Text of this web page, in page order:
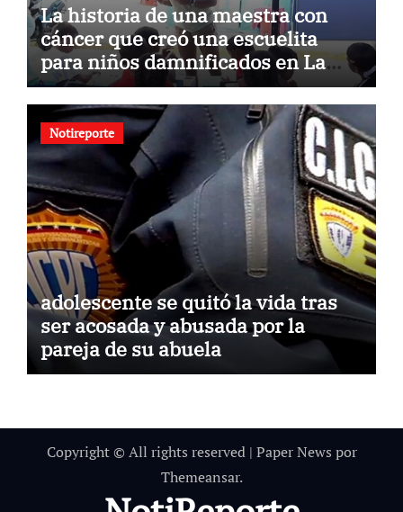
La historia de una maestra con
cáncer que creó una escuelita
para niños damnificados en La
Guaira
Notireporte
adolescente se quitó la vida tras
ser acosada y abusada por la
pareja de su abuela
Copyright © All rights reserved | Paper News por
Themeansar.